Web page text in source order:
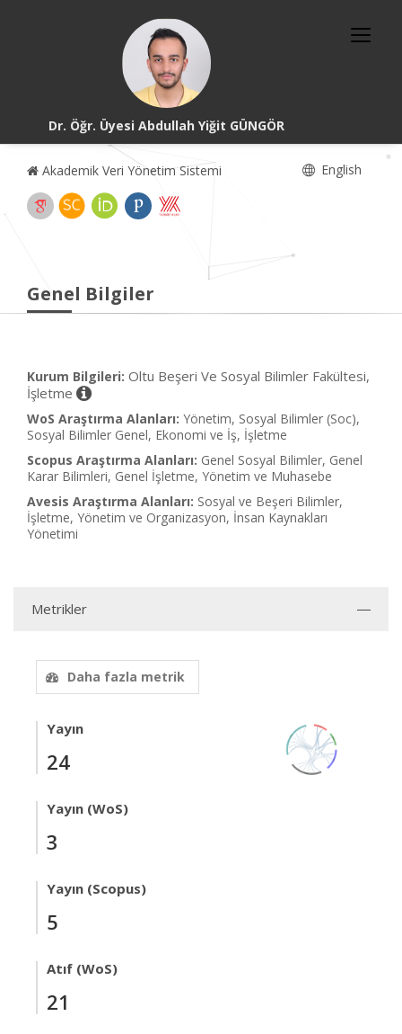
Dr. Öğr. Üyesi Abdullah Yiğit GÜNGÖR
Akademik Veri Yönetim Sistemi English
Genel Bilgiler
Kurum Bilgileri: Oltu Beşeri Ve Sosyal Bilimler Fakültesi,
İşletme
WoS Araştırma Alanları: Yönetim, Sosyal Bilimler (Soc),
Sosyal Bilimler Genel, Ekonomi ve İş, İşletme
Scopus Araştırma Alanları: Genel Sosyal Bilimler, Genel
Karar Bilimleri, Genel İşletme, Yönetim ve Muhasebe
Avesis Araştırma Alanları: Sosyal ve Beşeri Bilimler,
İşletme, Yönetim ve Organizasyon, İnsan Kaynakları
Yönetimi
Metrikler
Daha fazla metrik
Yayın
24
Yayın (WoS)
3
Yayın (Scopus)
5
Atıf (WoS)
21